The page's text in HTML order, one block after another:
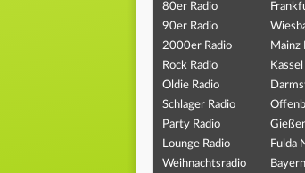
80er Radio
90er Radio
2000er Radio
Rock Radio
Oldie Radio
Schlager Radio
Party Radio
Lounge Radio
Weihnachtsradio
Mainz
Fulda